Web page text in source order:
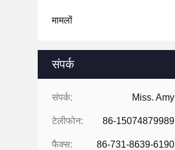
मामलों
संपर्क
संपर्क: Miss. Amy
टेलीफोन: 86-15074879989
फैक्स: 86-731-8639-6190